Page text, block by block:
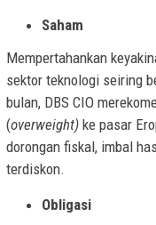
Saham
Mempertahankan
sektor teknologi seiring
bulan, DBS CIO
(overweight) ke pasar
dorongan fiskal, imbal
terdiskon.
Obligasi